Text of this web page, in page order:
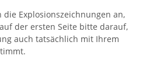
die Explosionszeichnungen an,
der ersten Seite bitte darauf,
auch tatsächlich mit Ihrem